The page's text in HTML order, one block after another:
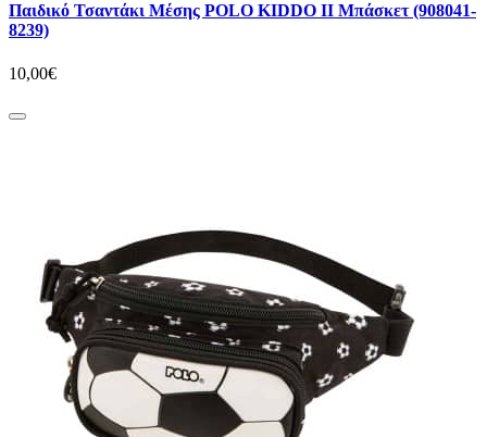
Παιδικό Τσαντάκι Μέσης POLO KIDDO II Μπάσκετ (908041-
8239)
10,00€